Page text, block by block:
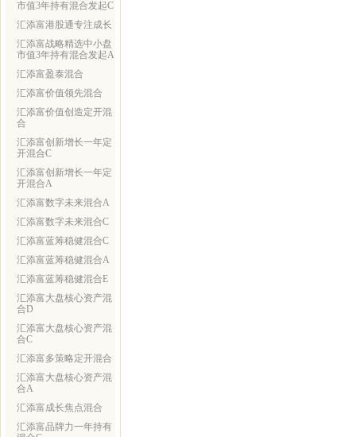
市值3年持有混合发起C
汇添富港股通专注成长
汇添富战略精选中小盘
市值3年持有混合发起A
汇添富盈泰混合
汇添富价值领先混合
汇添富价值创造定开混
合
汇添富创新增长一年定
开混合C
汇添富创新增长一年定
开混合A
汇添富数字未来混合A
汇添富数字未来混合C
汇添富蓝筹稳健混合C
汇添富蓝筹稳健混合A
汇添富蓝筹稳健混合E
汇添富大盘核心资产混
合D
汇添富大盘核心资产混
合C
汇添富多策略定开混合
汇添富大盘核心资产混
合A
汇添富成长焦点混合
汇添富品牌力一年持有